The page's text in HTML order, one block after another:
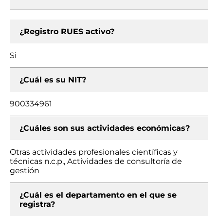
¿Registro RUES activo?
Si
¿Cuál es su NIT?
900334961
¿Cuáles son sus actividades económicas?
Otras actividades profesionales científicas y
técnicas n.c.p., Actividades de consultoría de
gestión
¿Cuál es el departamento en el que se
registra?